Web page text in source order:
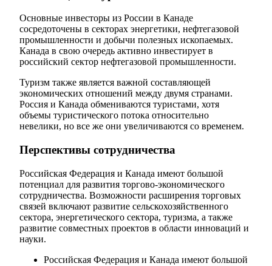
Основные инвесторы из России в Канаде
сосредоточены в секторах энергетики, нефтегазовой
промышленности и добычи полезных ископаемых.
Канада в свою очередь активно инвестирует в
российский сектор нефтегазовой промышленности.
Туризм также является важной составляющей
экономических отношений между двумя странами.
Россия и Канада обмениваются туристами, хотя
объемы туристического потока относительно
невелики, но все же они увеличиваются со временем.
Перспективы сотрудничества
Российская Федерация и Канада имеют большой
потенциал для развития торгово-экономического
сотрудничества. Возможности расширения торговых
связей включают развитие сельскохозяйственного
сектора, энергетического сектора, туризма, а также
развитие совместных проектов в области инноваций и
науки.
Российская Федерация и Канада имеют большой